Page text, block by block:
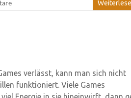
verlässt, kann man sich nicht
funktioniert. Viele Games